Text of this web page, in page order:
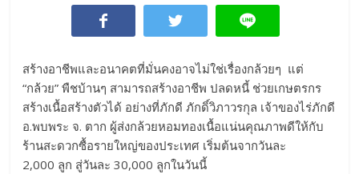
ชีวิต
สร้างอาชีพและอนาคตที่มั่นคงอาจไม่ใช่เรื่องกล้วยๆ แต่
“กล้วย” พืชบ้านๆ สามารถสร้างอาชีพ ปลดหนี้ ช่วยเกษตรกร
สร้างเนื้อสร้างตัวได้ อย่างที่ภักดี ภักดิ์วิภาวรกุล เจ้าของไร่ภักดี
อ.พบพระ จ. ตาก ผู้ส่งกล้วยหอมทองเนื้อแน่นคุณภาพดีให้กับ
ร้านสะดวกซื้อรายใหญ่ของประเทศ เริ่มต้นจากวันละ
2,000 ลูก สู่วันละ 30,000 ลูกในวันนี้